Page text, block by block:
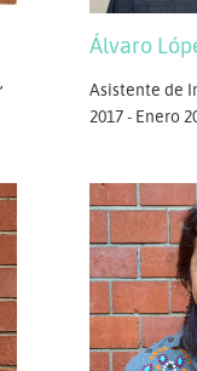
Álvaro
Asistente de
2017 - Enero